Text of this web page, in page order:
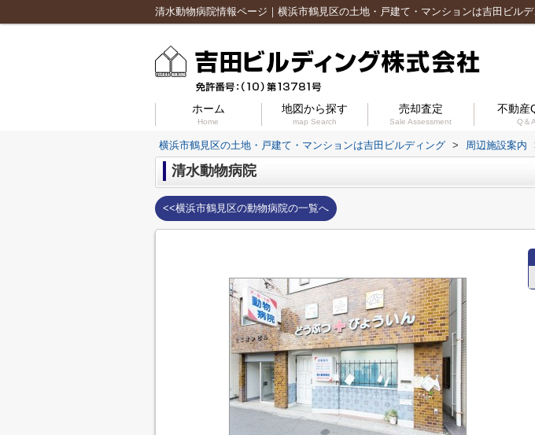
清水動物
ホーム
Home
地図から探す
map Search
売却査定
Sale Assessment
不動産
Q＆A
横浜市鶴見区の土地・戸建て・マンションは吉田ビルディング > 周辺施設案内
清水動物病院
<<横浜市鶴見区の動物病院の一覧へ